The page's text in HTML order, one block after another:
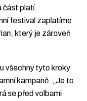
část platí.
festival zaplatíme
který je zároveň
všechny tyto kroky
kampaně. „Je to
se před volbami